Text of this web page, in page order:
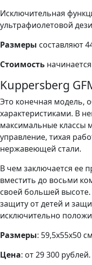
Исключительная
ультрафиолетовой
Размеры составляют
Стоимость
Kuppersberg
Это конечная модель,
характеристиками. В
максимальные классы
управление, тихая
нержавеющей стали.
В чем заключается ее
вместить до восьми
своей большей
защиту от детей и
исключительно
Размеры: 59,5x55x50
Цена: от 29 300 рублей.